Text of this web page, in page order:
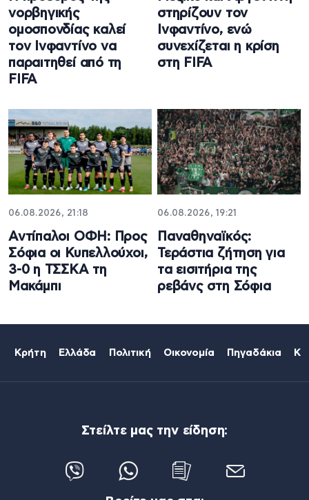
νορβηγικής
ομοσπονδίας καλεί
τον Ινφαντίνο να
παραιτηθεί από τη
FIFA
στηρίζουν τον
Ινφαντίνο, ενώ
συνεχίζεται η κρίση
στη FIFA
06.08.2026, 21:18
Αντίπαλοι ΟΦΗ: Προς
Σόφια οι Κυπελλούχοι,
3-0 η ΤΣΣΚΑ τη
Μακάμπι
06.08.2026, 19:21
Παναθηναϊκός:
Τεράστια ζήτηση για
τα εισιτήρια της
ρεβάνς στη Σόφια
Κρήτη Ελλάδα Πολιτική Οικονομία Πηγαδάκια
Στείλτε μας την είδηση: